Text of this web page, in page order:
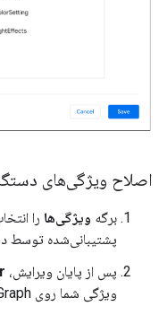
اصلاح ویژگی‌های
برگه ویژگی‌ها را
پشتیبانی‌شده توسط
پس از پایان ویرایش،
ویژگی شما روی